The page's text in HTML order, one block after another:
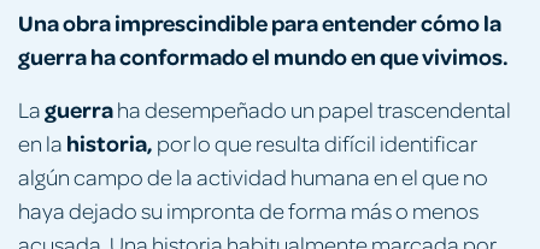
Una obra imprescindible para entender cómo la
guerra ha conformado el mundo en que vivimos.
Laguerraha desempeñado un papel trascendental
en la historia, por lo que resulta difícil identificar
algún campo de la actividad humana en el que no
haya dejado su impronta de forma más o menos
acusada. Una historia habitualmente marcada por